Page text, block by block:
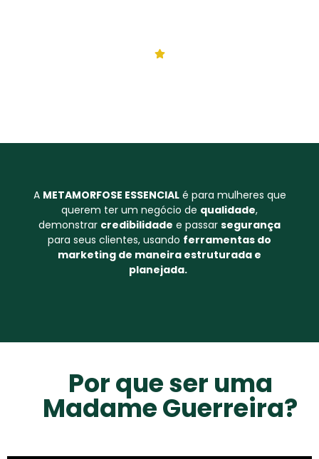
A METAMORFOSE ESSENCIALé para mulheres que
querem ter um negócio de qualidade,
demonstrar credibilidade e passar segurança
para seus clientes, usando ferramentas do
marketing de maneira estruturada e
planejada.
Por que ser uma
Madame Guerreira?